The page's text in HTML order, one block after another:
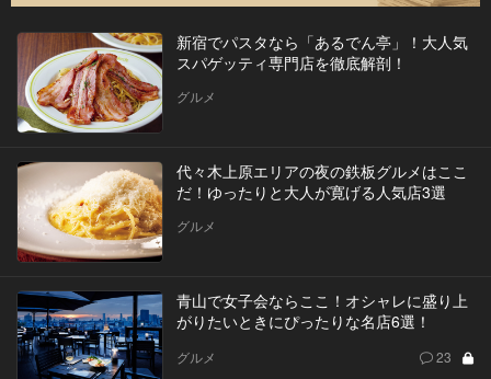
新宿でパスタなら「あるでん亭」！大人気
スパゲッティ専門店を徹底解剖！
グルメ
代々木上原エリアの夜の鉄板グルメはここ
だ！ゆったりと大人が寛げる人気店3選
グルメ
青山で女子会ならここ！オシャレに盛り上
がりたいときにぴったりな名店6選！
グルメ 23